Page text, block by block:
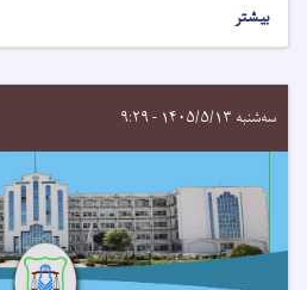
بیشتر
سه‌شنبه ۱۴۰۵/۵/۱۳ - ۹:۲۹